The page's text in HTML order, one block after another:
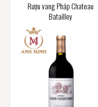
Rượu vang Pháp Chateau
Batailley